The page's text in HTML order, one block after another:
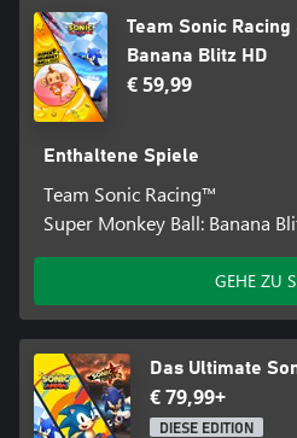
Team Sonic
Banana Blitz HD
€ 59,99
Enthaltene Spiele
Team Sonic Racing™
Super Monkey Ball: Banana
GEHE ZU
Das Ultimate
€ 79,99+
DIESE EDITION